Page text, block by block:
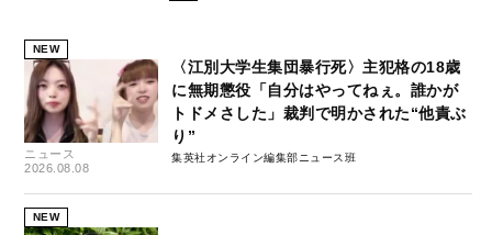
NEW
ニュース
2026.08.08
〈江別大学生集団暴行死〉主犯格の18歳
に無期懲役「自分はやってねぇ。誰かが
トドメさした」裁判で明かされた“他責ぶ
り”
集英社オンライン編集部ニュース班
NEW